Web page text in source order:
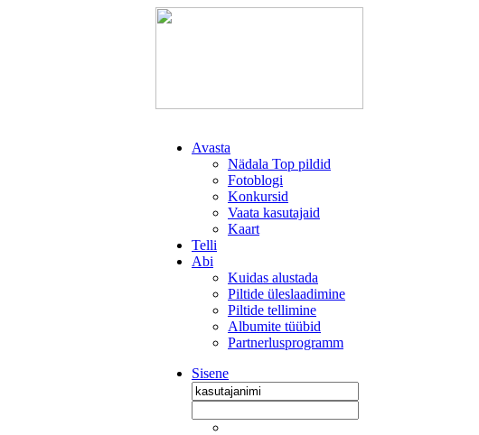
Avasta
Nädala Top pildid
Fotoblogi
Konkursid
Vaata kasutajaid
Kaart
Telli
Abi
Kuidas alustada
Piltide üleslaadimine
Piltide tellimine
Albumite tüübid
Partnerlusprogramm
Sisene